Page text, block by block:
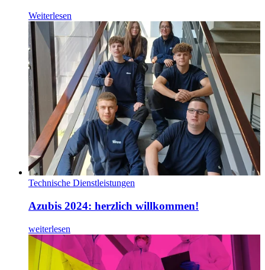
Weiterlesen
Technische Dienstleistungen
Azubis 2024: herzlich willkommen!
weiterlesen